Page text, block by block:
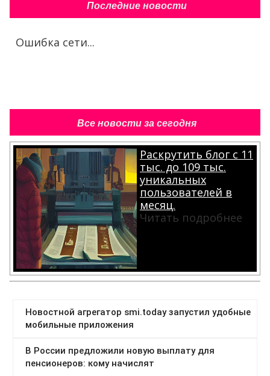
Последние новости
Ошибка сети...
Все новости за сегодня
Раскрутить блог с 11
тыс. до 109 тыс.
уникальных
пользователей в
месяц.
Читать подробнее